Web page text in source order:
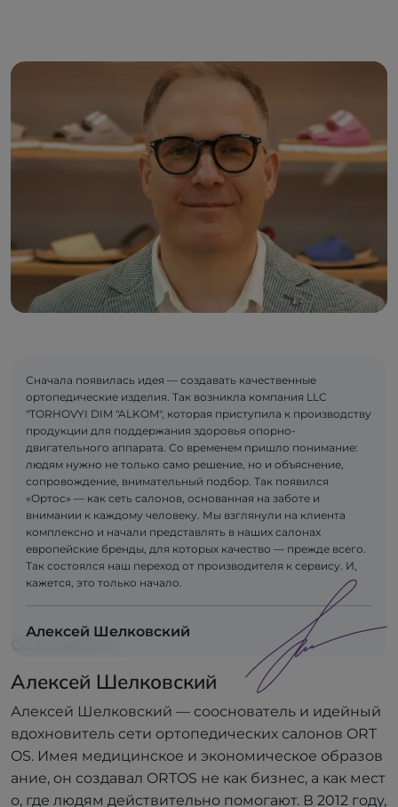
Сначала появилась идея — создавать качественные
ортопедические изделия. Так возникла компания LLC
"TORHOVYI DIM "ALKOM", которая приступила к производству
продукции для поддержания здоровья опорно-
двигательного аппарата. Со временем пришло понимание:
людям нужно не только само решение, но и объяснение,
сопровождение, внимательный подбор. Так появился
«Ортос» — как сеть салонов, основанная на заботе и
внимании к каждому человеку. Мы взглянули на клиента
комплексно и начали представлять в наших салонах
европейские бренды, для которых качество — прежде всего.
Так состоялся наш переход от производителя к сервису. И,
кажется, это только начало.
Алексей Шелковский
Алексей Шелковский
Алексей Шелковский — сооснователь и идейный
вдохновитель сети ортопедических салонов ORT
OS. Имея медицинское и экономическое образов
ание, он создавал ORTOS не как бизнес, а как мест
о, где людям действительно помогают. В 2012 году,